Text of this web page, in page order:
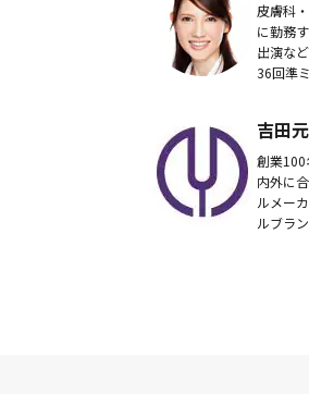
皮膚科
に勤務
出演な
36回準
も発表
吉田
創業100
内外に
ルメー
ルブラ